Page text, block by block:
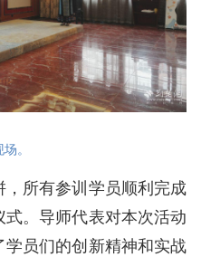
。
所有参训学员顺利完成
。导师代表对本次活动
员们的创新精神和实战